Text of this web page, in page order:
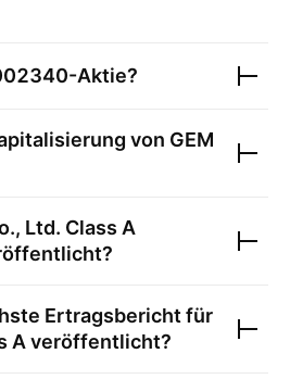
-Aktie?
von GEM
Ltd. Class A
Ertragsbericht für
A veröffentlicht?